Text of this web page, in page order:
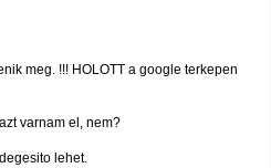
meg. !!! HOLOTT a google terkepen
varnam el, nem?
lehet.